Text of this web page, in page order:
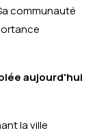
communauté
aujourd'hui
la ville